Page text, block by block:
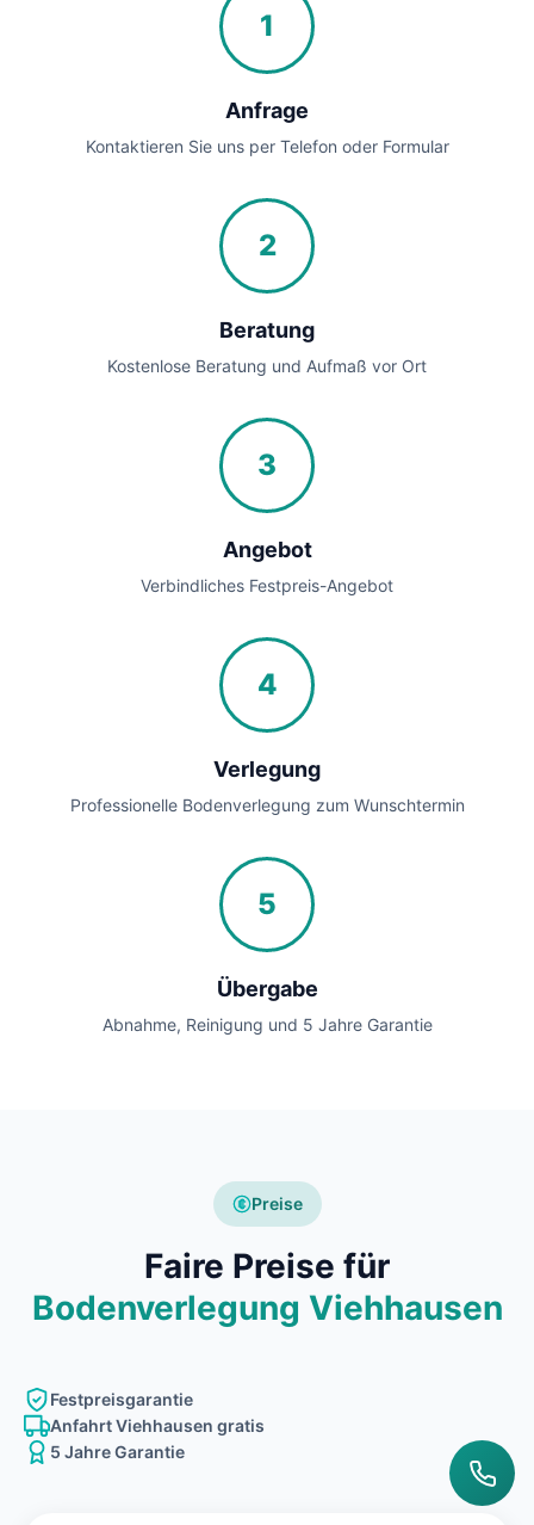
1
Anfrage
Kontaktieren Sie uns per Telefon oder Formular
2
Beratung
Kostenlose Beratung und Aufmaß vor Ort
3
Angebot
Verbindliches Festpreis-Angebot
4
Verlegung
Professionelle Bodenverlegung zum Wunschtermin
5
Übergabe
Abnahme, Reinigung und 5 Jahre Garantie
Preise
Faire Preise für
Bodenverlegung Viehhausen
Festpreisgarantie
Anfahrt Viehhausen gratis
5 Jahre Garantie